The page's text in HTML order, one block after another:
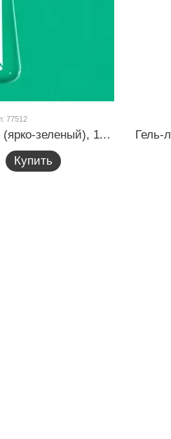
77512
Гель-лак GLOSS 518 (ярко-зеленый), 11 мл
Купить